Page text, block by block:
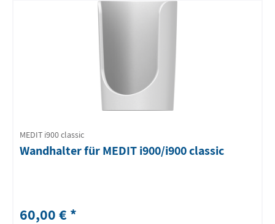
MEDIT i900 classic
Wandhalter für MEDIT i900/i900 classic
60,00 € *